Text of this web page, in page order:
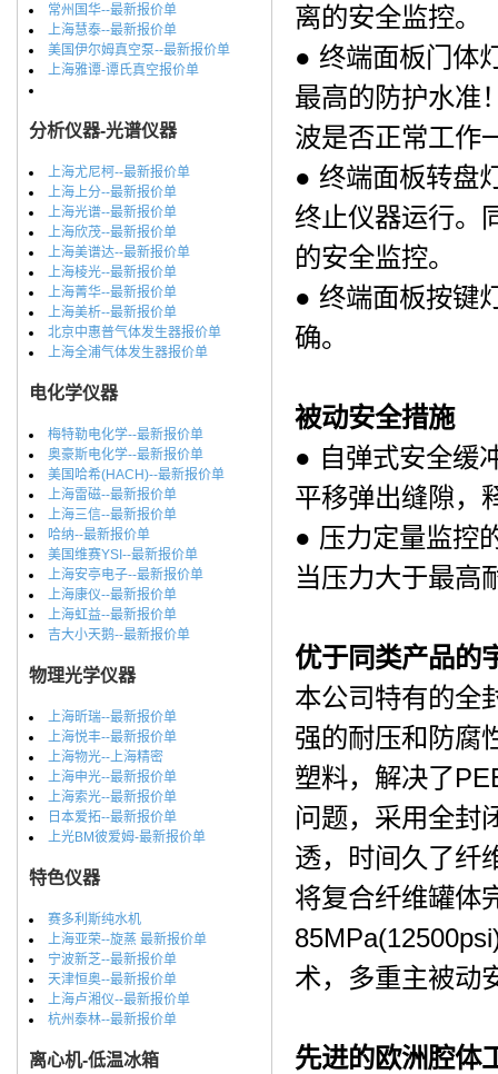
常州国华--最新报价单
上海慧泰--最新报价单
美国伊尔姆真空泵--最新报价单
上海雅谭-谭氏真空报价单
分析仪器-光谱仪器
上海尤尼柯--最新报价单
上海上分--最新报价单
上海光谱--最新报价单
上海欣茂--最新报价单
上海美谱达--最新报价单
上海棱光--最新报价单
上海菁华--最新报价单
上海美析--最新报价单
北京中惠普气体发生器报价单
上海全浦气体发生器报价单
电化学仪器
梅特勒电化学--最新报价单
奥豪斯电化学--最新报价单
美国哈希(HACH)--最新报价单
上海雷磁--最新报价单
上海三信--最新报价单
哈纳--最新报价单
美国维赛YSI--最新报价单
上海安亭电子--最新报价单
上海康仪--最新报价单
上海虹益--最新报价单
吉大小天鹅--最新报价单
物理光学仪器
上海昕瑞--最新报价单
上海悦丰--最新报价单
上海物光--上海精密
上海申光--最新报价单
上海索光--最新报价单
日本爱拓--最新报价单
上光BM彼爱姆-最新报价单
特色仪器
赛多利斯纯水机
上海亚荣--旋蒸 最新报价单
宁波新芝--最新报价单
天津恒奥--最新报价单
上海卢湘仪--最新报价单
杭州泰林--最新报价单
离心机-低温冰箱
离的安全监控。
● 终端面板门体
最高的防护水准
波是否正常工作
● 终端面板转盘
终止仪器运行。
的安全监控。
● 终端面板按键
确。
被动安全措施
● 自弹式安全缓
平移弹出缝隙，
● 压力定量监控
当压力大于最高
优于同类产品的
本公司特有的全
强的耐压和防腐
塑料，解决了
问题，采用全封
透，时间久了纤
将复合纤维罐体
术，多重主被动
先进的欧洲腔体